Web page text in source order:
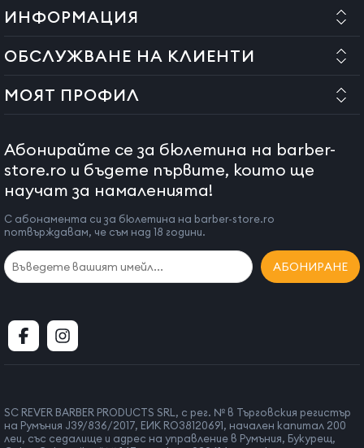
ИНФОРМАЦИЯ
ОБСЛУЖВАНЕ НА КЛИЕНТИ
МОЯТ ПРОФИЛ
Абонирайте се за бюлетина на barber-
store.ro и бъдете първите, които ще
научат за намаленията!
С абонамента си за бюлетина на barber-store.ro
потвърждавам, че съм над 18 години.
АБОНИРАНЕ
SC REVER BARBER PRODUCTS SRL, с рег. № в Търговския регистър
на Румъния J39/836/2017, ЕИК RO38120691, начален капитал 200
леи, със седалище и адрес на управление в Румъния, Букурещ,